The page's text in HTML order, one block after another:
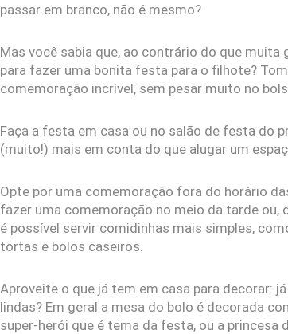
passar em branco, não é mesmo?
Mas você sabia que, ao contrário do que
para fazer uma bonita festa para o filhote?
comemoração incrível, sem pesar muito no
Faça a festa em casa ou no salão de festa do
(muito!) mais em conta do que alugar um
Opte por uma comemoração fora do horário
fazer uma comemoração no meio da tarde ou,
é possível servir comidinhas mais simples,
tortas e bolos caseiros.
Aproveite o que já tem em casa para decorar:
lindas? Em geral a mesa do bolo é decorada
super-herói que é tema da festa, ou a